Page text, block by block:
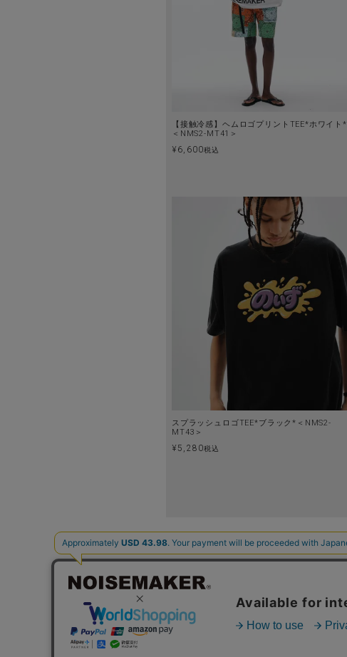
【接触冷感】ヘムロゴプリントTEE*ホワイト*
＜NMS2-MT41＞
¥ 6,600税込
スプラッシュロゴTEE*ブラック*＜NMS2-
MT43＞
¥ 5,280税込